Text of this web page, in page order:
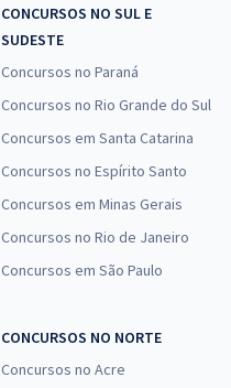
CONCURSOS NO SUL E
SUDESTE
Concursos no Paraná
Concursos no Rio Grande do Sul
Concursos em Santa Catarina
Concursos no Espírito Santo
Concursos em Minas Gerais
Concursos no Rio de Janeiro
Concursos em São Paulo
CONCURSOS NO NORTE
Concursos no Acre